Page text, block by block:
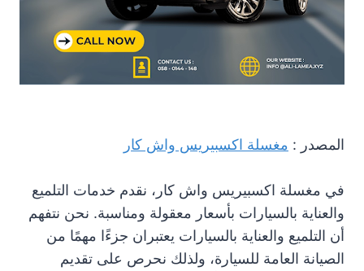
المصدر : مغسلة اكسبيريس واش كار
في مغسلة اكسبيريس واش كار، نقدم خدمات التلميع
والعناية بالسيارات بأسعار معقولة ومناسبة. نحن نتفهم
أن التلميع والعناية بالسيارات يعتبران جزءًا مهمًا من
الصيانة العامة للسيارة، ولذلك نحرص على تقديم